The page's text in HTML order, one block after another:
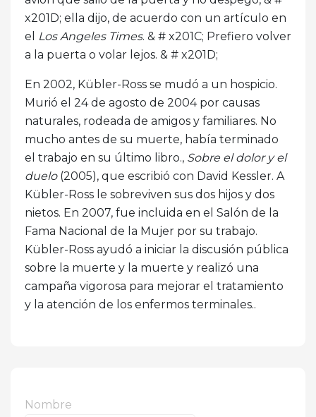
x201D; ella dijo, de acuerdo con un artículo en
el
Los Angeles Times. & # x201C; Prefiero volver
a la puerta o volar lejos. & # x201D;
En 2002, Kübler-Ross se mudó a un hospicio.
Murió el 24 de agosto de 2004 por causas
naturales, rodeada de amigos y familiares. No
mucho antes de su muerte, había terminado
el trabajo en su último libro., Sobre el dolor y el
duelo(2005), que escribió con David Kessler. A
Kübler-Ross le sobreviven sus dos hijos y dos
nietos. En 2007, fue incluida en el Salón de la
Fama Nacional de la Mujer por su trabajo.
Kübler-Ross ayudó a iniciar la discusión pública
sobre la muerte y la muerte y realizó una
campaña vigorosa para mejorar el tratamiento
y la atención de los enfermos terminales..
Nombre